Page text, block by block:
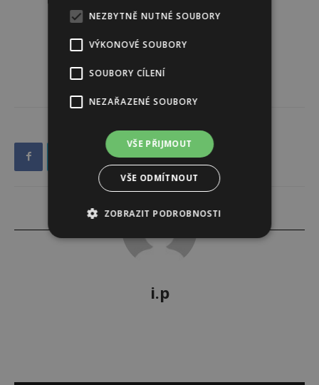
i.p
NEZBYTNĚ NUTNÉ SOUBORY
VÝKONOVÉ SOUBORY
SOUBORY CÍLENÍ
NEZAŘAZENÉ SOUBORY
VŠE PŘIJMOUT
VŠE ODMÍTNOUT
ZOBRAZIT PODROBNOSTI